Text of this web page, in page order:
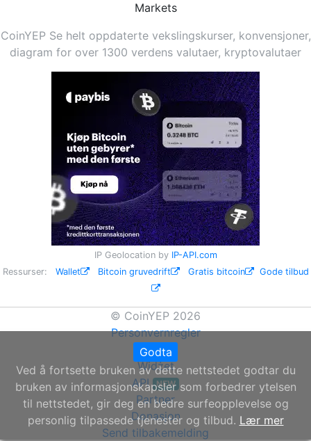
Markets
CoinYEP Se helt oppdaterte vekslingskurser, konvensjoner,
diagram for over 1300 verdens valutaer, kryptovalutaer
IP Geolocation by IP-API.com
Ressurser: Wallet Bitcoin gruvedrift Gratis bitcoin Gode tilbud
© CoinYEP 2026
Personvernregler
Om oss
Widżet
API NEW
Partner
Donasjon
Send tilbakemelding
Godta
Ved å fortsette bruken av dette nettstedet godtar du
bruken av informasjonskapsler som forbedrer ytelsen
til nettstedet, gir deg en bedre surfeopplevelse og
personlig tilpassede tjenester og tilbud. Lær mer